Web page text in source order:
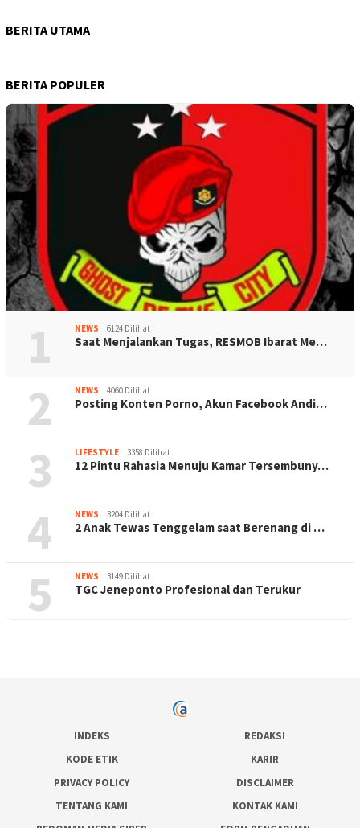
BERITA UTAMA
BERITA POPULER
1 NEWS 6124 Dilihat
Saat Menjalankan Tugas, RESMOB Ibarat Me…
2 NEWS 4060 Dilihat
Posting Konten Porno, Akun Facebook Andi…
3 LIFESTYLE 3358 Dilihat
12 Pintu Rahasia Menuju Kamar Tersembuny…
4 NEWS 3204 Dilihat
2 Anak Tewas Tenggelam saat Berenang di …
5 NEWS 3149 Dilihat
TGC Jeneponto Profesional dan Terukur
INDEKS
REDAKSI
KODE ETIK
KARIR
PRIVACY POLICY
DISCLAIMER
TENTANG KAMI
KONTAK KAMI